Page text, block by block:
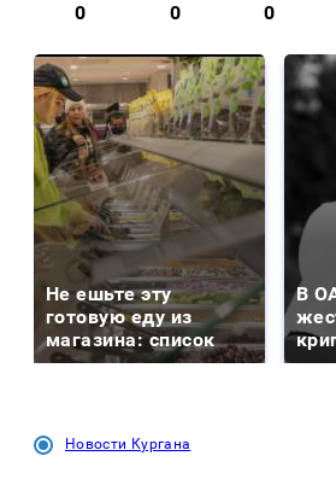
0 0 0
Не ешьте эту
готовую еду из
магазина: список
В
Новости Кургана